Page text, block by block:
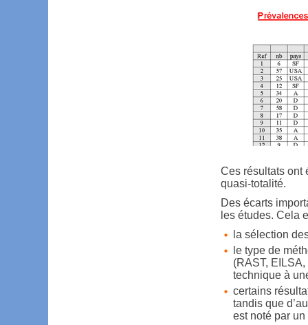
Ces résultats ont
quasi-totalité.
Des écarts
les études. Cela
la sélection
le type de
(RAST,
technique à
certains
tandis que
est noté par